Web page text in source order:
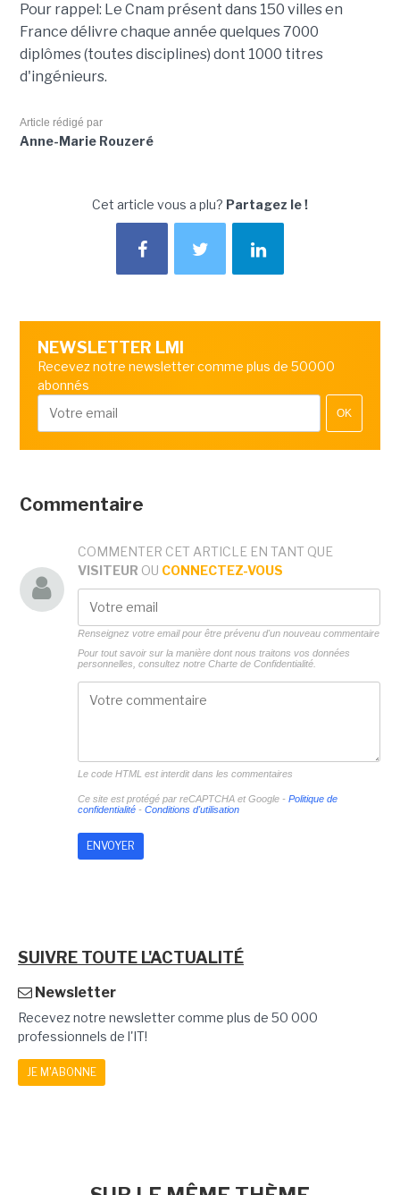
Pour rappel: Le Cnam présent dans 150 villes en
France délivre chaque année quelques 7000
diplômes (toutes disciplines) dont 1000 titres
d'ingénieurs.
Article rédigé par
Anne-Marie Rouzeré
Cet article vous a plu? Partagez le !
NEWSLETTER LMI
Recevez notre newsletter comme plus de 50000
abonnés
OK
Commentaire
COMMENTER CET ARTICLE EN TANT QUE
VISITEUR OU CONNECTEZ-VOUS
Renseignez votre email pour être prévenu d'un nouveau commentaire
Pour tout savoir sur la manière dont nous traitons vos données
personnelles, consultez notre Charte de Confidentialité.
Le code HTML est interdit dans les commentaires
Ce site est protégé par reCAPTCHA et Google - Politique de
confidentialité- Conditions d'utilisation
SUIVRE TOUTE L'ACTUALITÉ
Newsletter
Recevez notre newsletter comme plus de 50 000
professionnels de l'IT!
JE M'ABONNE